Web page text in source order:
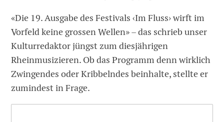
«Die 19. Ausgabe des Festivals ‹Im Fluss› wirft im
Vorfeld keine grossen Wellen» – das schrieb unser
Kulturredaktor jüngst zum diesjährigen
Rheinmusizieren. Ob das Programm denn wirklich
Zwingendes oder Kribbelndes beinhalte, stellte er
zumindest in Frage.